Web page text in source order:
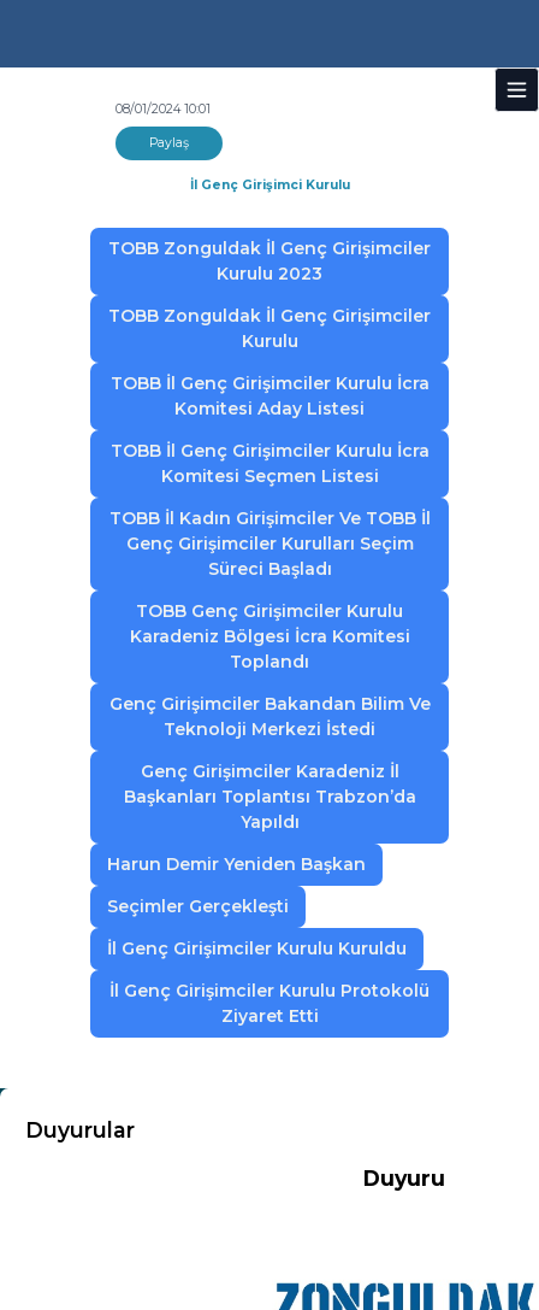
08/01/2024 10:01
Paylaş
İl Genç Girişimci Kurulu
TOBB Zonguldak İl Genç Girişimciler
Kurulu 2023
TOBB Zonguldak İl Genç Girişimciler
Kurulu
TOBB İl Genç Girişimciler Kurulu İcra
Komitesi Aday Listesi
TOBB İl Genç Girişimciler Kurulu İcra
Komitesi Seçmen Listesi
TOBB İl Kadın Girişimciler Ve TOBB İl
Genç Girişimciler Kurulları Seçim
Süreci Başladı
TOBB Genç Girişimciler Kurulu
Karadeniz Bölgesi İcra Komitesi
Toplandı
Genç Girişimciler Bakandan Bilim Ve
Teknoloji Merkezi İstedi
Genç Girişimciler Karadeniz İl
Başkanları Toplantısı Trabzon’da
Yapıldı
Harun Demir Yeniden Başkan
Seçimler Gerçekleşti
İl Genç Girişimciler Kurulu Kuruldu
İl Genç Girişimciler Kurulu Protokolü
Ziyaret Etti
Duyurular
Duyuru
Yönetim Kurulu
Meclis Üyeleri